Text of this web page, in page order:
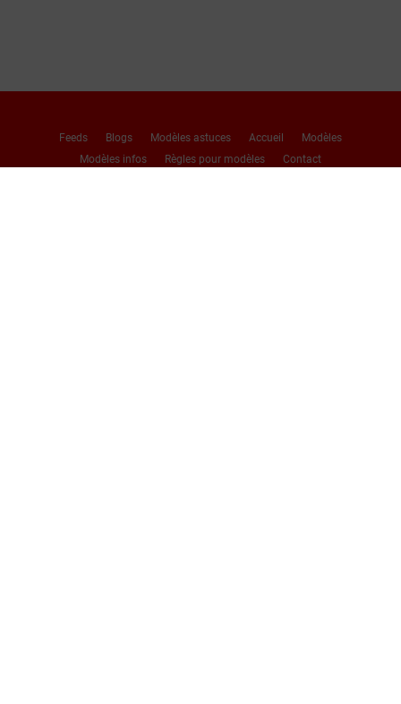
Feeds Blogs Modèles astuces Accueil
Modèles
Modèles infos
Règles pour modèles
Contact